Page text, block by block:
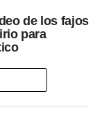
de los fajos
para